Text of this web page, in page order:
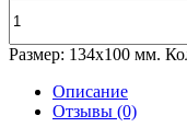
Размер: 134х100 мм.
Описание
Отзывы (0)